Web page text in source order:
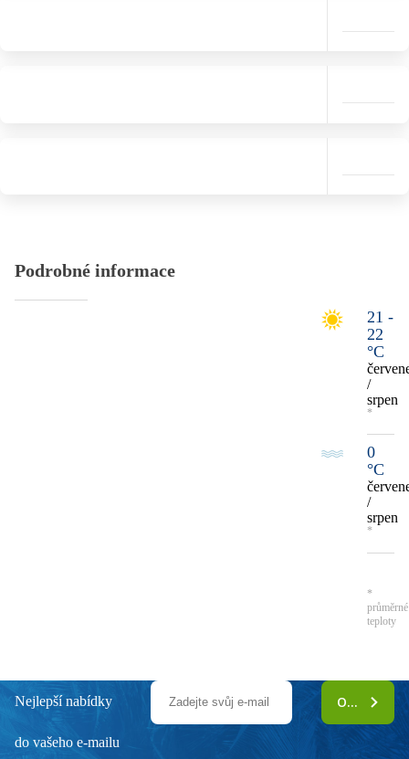
Podrobné informace
21 -
22
°C
/
srpen
*
0
°C
/
srpen
*
*
průměrné
teploty
Nejlepší nabídky
do vašeho e-mailu
ODEBÍRAT